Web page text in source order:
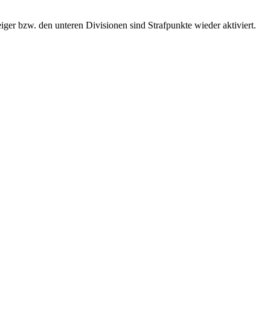
bzw. den unteren Divisionen sind Strafpunkte wieder aktiviert.